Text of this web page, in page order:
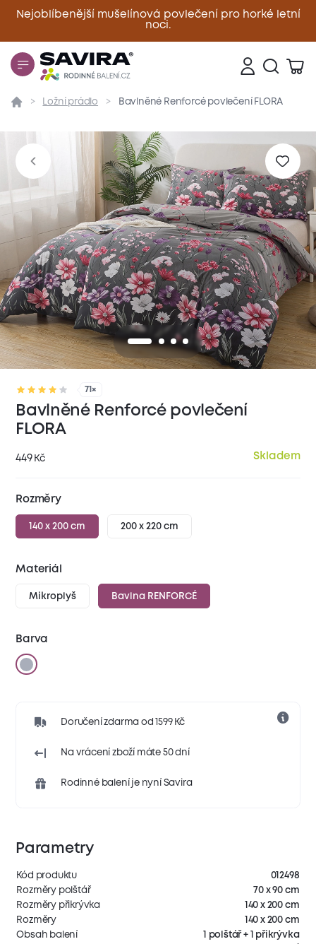
Nejoblíbenější mušelínová povlečení pro horké letní
noci.
Zavřít
Přehled Parametry Popis produktu Materiál
Ložní prádlo Bavlněné Renforcé povlečení FLORA
71×
Bavlněné Renforcé povlečení
FLORA
449 Kč Skladem
Rozměry
140 x 200 cm 200 x 220 cm
Materiál
Mikroplyš Bavlna RENFORCÉ
Barva
Doručení zdarma od 1599 Kč
Na vrácení zboží máte 50 dní
Rodinné balení je nyní Savira
Parametry
Kód produktu
012498
Rozměry polštář
70 x 90 cm
Rozměry přikrývka
140 x 200 cm
Rozměry
140 x 200 cm
Obsah balení
1 polštář + 1 přikrývka